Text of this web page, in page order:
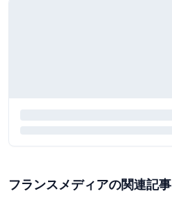
フランスメディアの関連記事